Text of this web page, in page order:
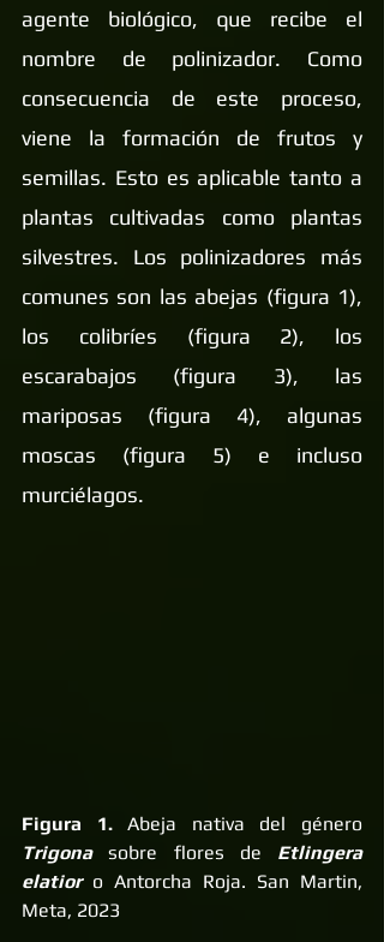
agente biológico, que recibe el
nombre de polinizador. Como
consecuencia de este proceso,
viene la formación de frutos y
semillas. Esto es aplicable tanto a
plantas cultivadas como plantas
silvestres. Los polinizadores más
comunes son las abejas (figura 1),
los colibríes (figura 2), los
escarabajos (figura 3), las
mariposas (figura 4), algunas
moscas (figura 5) e incluso
murciélagos.
Figura 1.
Trigona sobre flores de Etlingera
elatior o Antorcha Roja. San Martin,
Meta, 2023